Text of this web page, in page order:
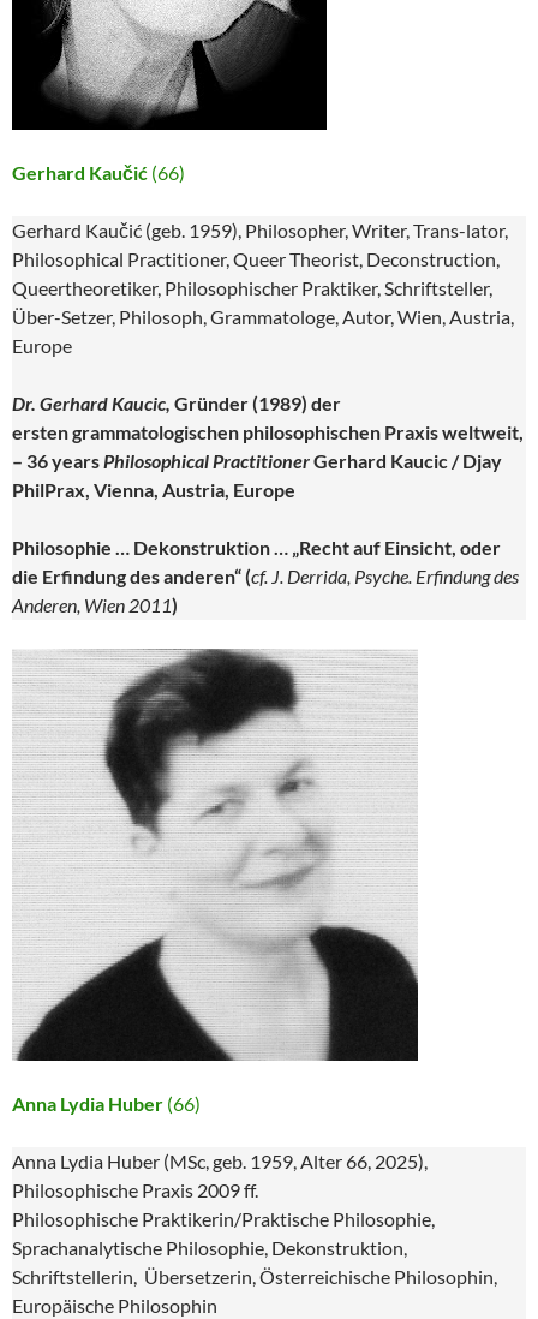
Gerhard Kaučić (66)
Gerhard Kaučić (geb. 1959), Philosopher, Writer, Trans-lator,
Philosophical Practitioner, Queer Theorist, Deconstruction,
Queertheoretiker, Philosophischer Praktiker, Schriftsteller,
Über-Setzer, Philosoph, Grammatologe, Autor, Wien, Austria,
Europe
Dr. Gerhard Kaucic, Gründer (1989) der
ersten grammatologischen philosophischen Praxis weltweit,
– 36 yearsPhilosophical PractitionerGerhard Kaucic / Djay
PhilPrax, Vienna, Austria, Europe
Philosophie … Dekonstruktion … „Recht auf Einsicht, oder
die Erfindung des anderen“(cf. J. Derrida, Psyche. Erfindung des
Anderen, Wien 2011)
Anna Lydia Huber (66)
Anna Lydia Huber (MSc, geb. 1959, Alter 66, 2025),
Philosophische Praxis 2009 ff.
Philosophische Praktikerin/Praktische Philosophie,
Sprachanalytische Philosophie, Dekonstruktion,
Schriftstellerin, Übersetzerin, Österreichische Philosophin,
Europäische Philosophin